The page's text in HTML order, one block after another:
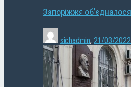
Запоріжжя
sichadmin, 21/03/2022